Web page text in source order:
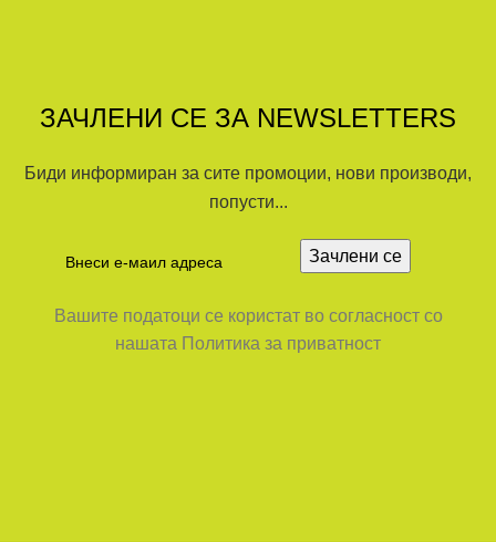
ЗАЧЛЕНИ СЕ ЗА NEWSLETTERS
Биди информиран за сите промоции, нови производи,
попусти...
Вашите податоци се користат во согласност со
нашата Политика за приватност